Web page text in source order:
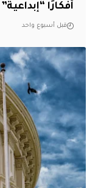
أفكارًا
قبل أسبوع واحد